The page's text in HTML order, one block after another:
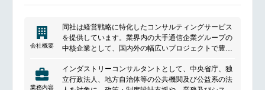
会社概要
同社は経営戦略に特化したコンサルティングサービス
を提供しています。業界内の大手通信企業グループの
中核企業として、国内外の幅広いプロジェクトで豊富
す。お客様の経営課題や市場環境の変化に迅速に対応
し、戦略策定から現場での改革実行までワンストップ
業務内容
インダストリーコンサルタントとして、中央省庁、独
立行政法人、地方自治体等の公共機関及び公益系の法